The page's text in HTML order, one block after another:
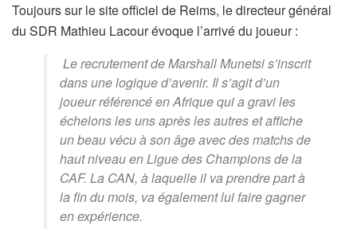
Toujours sur le site officiel de Reims, le directeur général
du SDR Mathieu Lacour évoque l’arrivé du joueur :
Le recrutement de Marshall Munetsi s’inscrit
dans une logique d’avenir. Il s’agit d’un
joueur référencé en Afrique qui a gravi les
échelons les uns après les autres et affiche
un beau vécu à son âge avec des matchs de
haut niveau en Ligue des Champions de la
CAF. La CAN, à laquelle il va prendre part à
la fin du mois, va également lui faire gagner
en expérience.